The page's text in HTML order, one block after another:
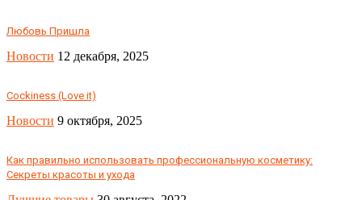
Любовь Пришла
Новости 12 декабря, 2025
Cockiness (Love it)
Новости 9 октября, 2025
Как правильно использовать профессиональную косметику:
Секреты красоты и ухода